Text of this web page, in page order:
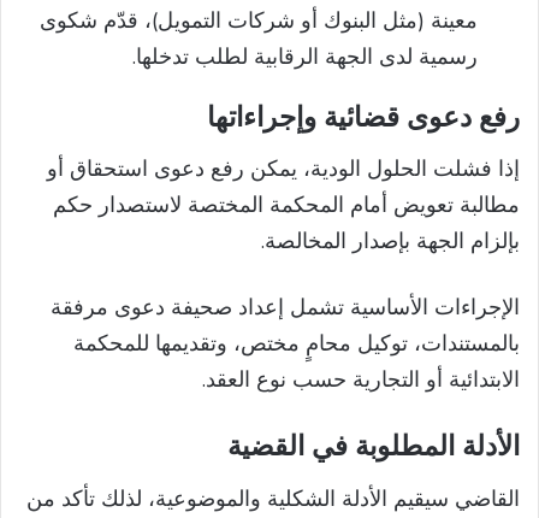
معينة (مثل البنوك أو شركات التمويل)، قدّم شكوى
رسمية لدى الجهة الرقابية لطلب تدخلها.
رفع دعوى قضائية وإجراءاتها
إذا فشلت الحلول الودية، يمكن رفع دعوى استحقاق أو
مطالبة تعويض أمام المحكمة المختصة لاستصدار حكم
بإلزام الجهة بإصدار المخالصة.
الإجراءات الأساسية تشمل إعداد صحيفة دعوى مرفقة
بالمستندات، توكيل محامٍ مختص، وتقديمها للمحكمة
الابتدائية أو التجارية حسب نوع العقد.
الأدلة المطلوبة في القضية
القاضي سيقيم الأدلة الشكلية والموضوعية، لذلك تأكد من